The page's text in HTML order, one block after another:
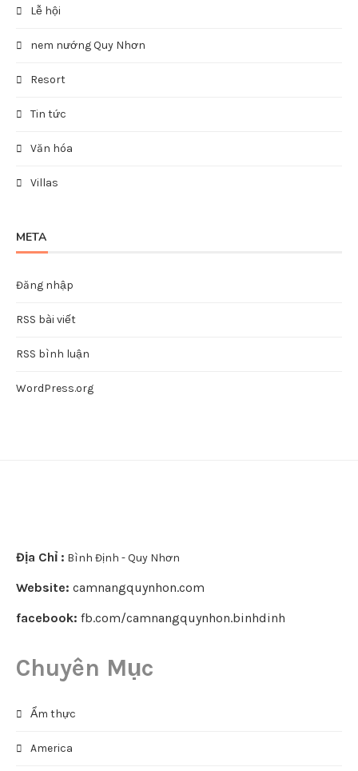
Lễ hội
nem nướng Quy Nhơn
Resort
Tin tức
Văn hóa
Villas
META
Đăng nhập
RSS bài viết
RSS bình luận
WordPress.org
Địa Chỉ : Bình Định - Quy Nhơn
Website: camnangquynhon.com
facebook: fb.com/camnangquynhon.binhdinh
Chuyên Mục
Ẩm thực
America